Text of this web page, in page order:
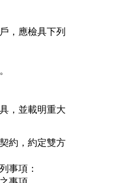
，應檢具下列
，並載明重大
約，約定雙方
事項：